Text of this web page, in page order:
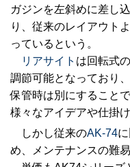
ガジンを左斜めに差し
り、従来のレイアウト
っているという。
リアサイト は回転式
調節可能となっており、
保管時は別にすること
様々なアイデアや仕掛
しかし従来のAK-74
め、メンテナンスの難